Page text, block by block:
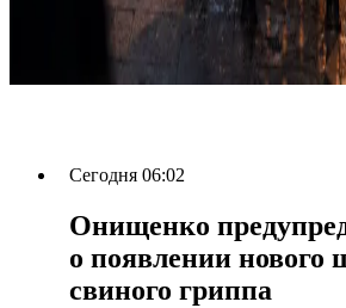
Сегодня 06:02
Онищенко
о появлении нового
свиного гриппа